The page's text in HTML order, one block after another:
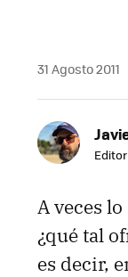
31 Agosto 2011
A veces
¿qué tal
es decir,